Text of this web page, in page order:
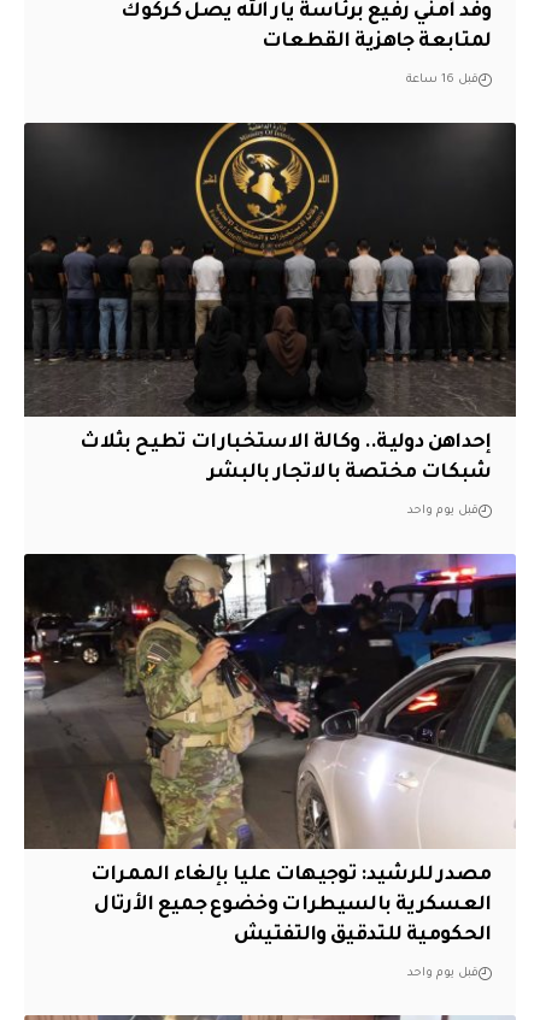
وفد أمني رفيع برئاسة يار الله يصل كركوك
لمتابعة جاهزية القطعات
قبل 16 ساعة
إحداهن دولية.. وكالة الاستخبارات تطيح بثلاث
شبكات مختصة بالاتجار بالبشر
قبل يوم واحد
مصدر للرشيد: توجيهات عليا بإلغاء الممرات
العسكرية بالسيطرات وخضوع جميع الأرتال
الحكومية للتدقيق والتفتيش
قبل يوم واحد